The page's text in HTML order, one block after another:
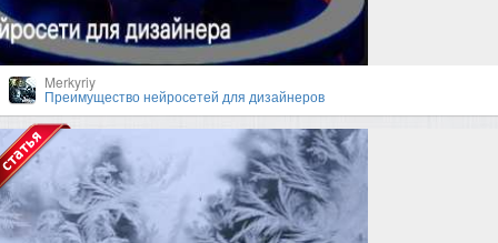
Merkyriy
Преимущество нейросетей для дизайнеров